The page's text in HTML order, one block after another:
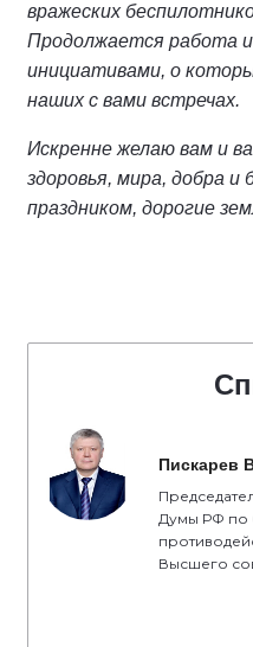
вражеских
Продолжается работа и
инициативами, о
наших с вами встречах.
Искренне желаю вам и
здоровья, мира, добра и
праздником, дорогие
Пискарев
Думы РФ по
Высшего